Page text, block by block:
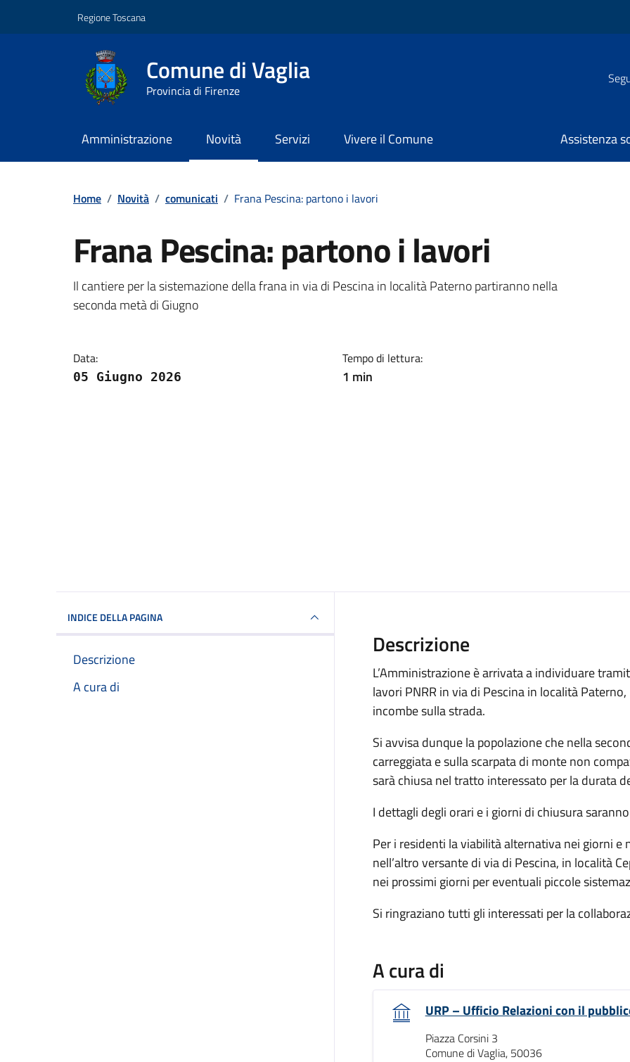
Regione Toscana
Comune di Vaglia
Provincia di Firenze
Amministrazione Novità Servizi Vivere il Comune Assistenza
Home / Novità / comunicati / Frana Pescina: partono i lavori
Frana Pescina: partono i lavori
Dettagli della notizia
Il cantiere per la sistemazione della frana in via di Pescina in località Paterno partiranno nella
seconda metà di Giugno
Data:
05 Giugno 2026
Tempo di lettura:
1 min
INDICE DELLA PAGINA
Descrizione
A cura di
Descrizione
L’Amministrazione è arrivata a individuare
lavori PNRR in via di Pescina in località
incombe sulla strada.
Si avvisa dunque la popolazione che nella
carreggiata e sulla scarpata di monte non
sarà chiusa nel tratto interessato per la durata
I dettagli degli orari e i giorni di chiusura
Per i residenti la viabilità alternativa nei giorni
nell’altro versante di via di Pescina, in località
nei prossimi giorni per eventuali piccole
Si ringraziano tutti gli interessati per la
A cura di
URP – Ufficio Relazioni con il
Piazza Corsini 3
Comune di Vaglia, 50036